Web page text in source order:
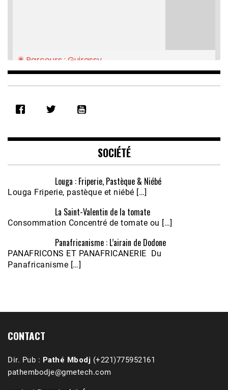
RSS FEED
EMBED
Parcours : Guirassy
Feb 16, 2021 • 28:08
Écoutez le parcours de Claudiane Kapia
Nobana (Podologue)
Feb 24, 2021 • 28mn
SOCIÉTÉ
Louga : Friperie, Pastèque & Niébé
Louga Friperie, pastèque et niébé […]
La Saint-Valentin de la tomate
Consommation Concentré de tomate ou […]
Panafricanisme : L’airain de Dodone
PANAFRICONS ET PANAFRICANERIE Du
Panafricanisme […]
CONTACT
Dir. Pub : Pathé Mbodj (+221)775952161
pathembodje@gmetech.com